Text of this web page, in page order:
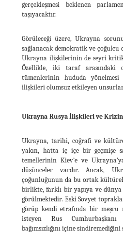
gerçekleşmesi beklenen
taşıyacaktır.
Görüleceği üzere, Ukrayna
sağlanacak demokratik ve çoğulcu
Ukrayna ilişkilerinin de seyri
Özellikle, iki taraf arasındaki
tümenlerinin hududa
ilişkileri olumsuz etkileyen
Ukrayna-Rusya İlişkileri ve Krizin
Ukrayna, tarihi, coğrafi ve
yakın, hatta iç içe bir geçmişe
temellerinin Kiev’e ve
düşünceler vardır. Ancak,
çoğunluğunun da bu ortak
birlikte, farklı bir yapıya ve
görülmektedir. Eski Sovyet
görüp kendi etrafında bir meşru
isteyen Rus Cumhurbaşkanı
bağımsızlığını içine